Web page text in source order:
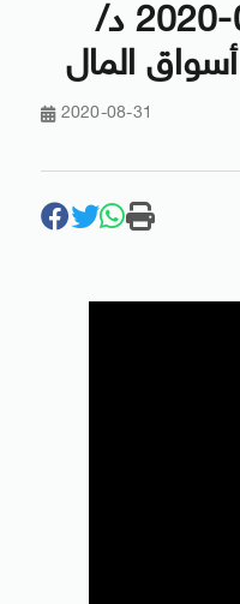
مؤشر النيل 31-08-2020 د/
المال
2020-08-31